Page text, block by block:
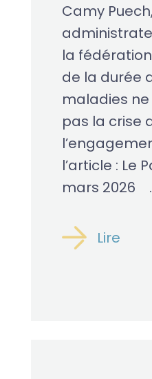
Camy
la
de la durée
maladies
pas la crise
l’article : Le
mars 2026
Lire